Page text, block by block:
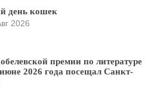
день кошек
2026
премии по литературе
2026 года посещал Санкт-